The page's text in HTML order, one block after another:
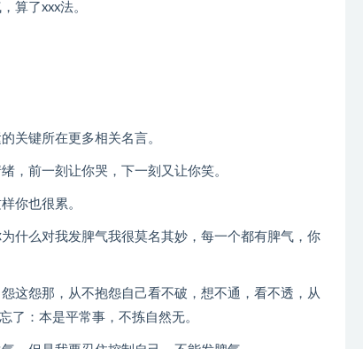
算了xxx法。
关键所在更多相关名言。
，前一刻让你哭，下一刻又让你笑。
你也很累。
什么对我发脾气我很莫名其妙，每一个都有脾气，你
这怨那，从不抱怨自己看不破，想不通，看不透，从
了：本是平常事，不拣自然无。